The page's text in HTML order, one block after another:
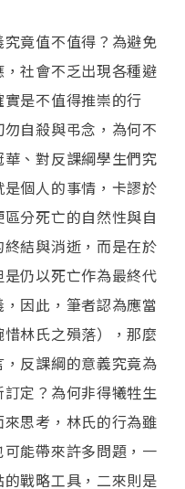
竟值不值得？為避免
社會不乏出現各種避
是不值得推崇的行
自殺與弔念，為何不
、對反課綱學生們究
個人的事情，卡謬於
分死亡的自然性與自
結與消逝，而是在於
仍以死亡作為最終代
因此，筆者認為應當
林氏之殞落），那麼
反課綱的意義究竟為
定？為何非得犧牲生
思考，林氏的行為雖
能帶來許多問題，一
戰略工具，二來則是